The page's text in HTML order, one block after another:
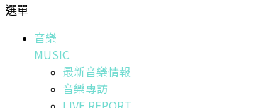
選單
音樂
MUSIC
最新音樂情報
音樂專訪